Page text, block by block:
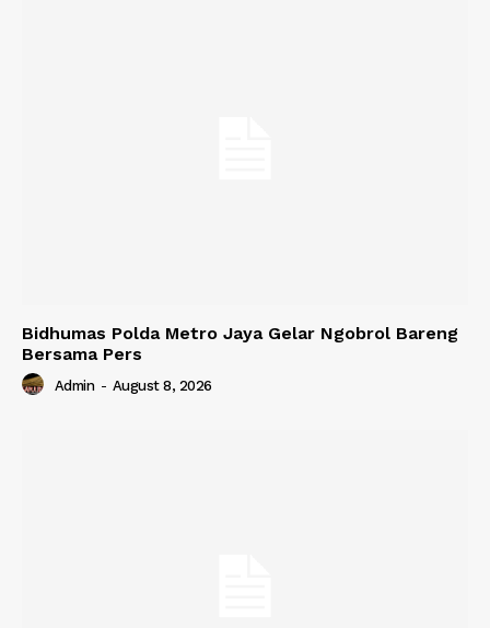
Bidhumas Polda Metro Jaya Gelar Ngobrol Bareng
Bersama Pers
Admin - August 8, 2026